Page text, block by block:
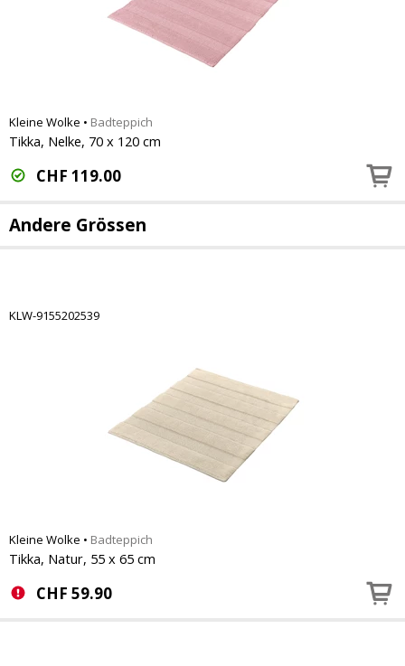
Kleine Wolke • Badteppich
Tikka, Nelke, 70 x 120 cm
CHF 119.00
Andere Grössen
KLW-9155202539
Kleine Wolke • Badteppich
Tikka, Natur, 55 x 65 cm
CHF 59.90